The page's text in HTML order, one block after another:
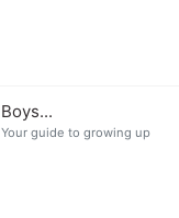
Boys...
Your guide to growing up